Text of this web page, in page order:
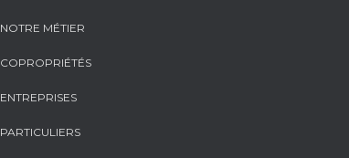
NOTRE MÉTIER
COPROPRIÉTÉS
ENTREPRISES
PARTICULIERS